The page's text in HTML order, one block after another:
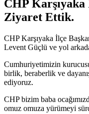
CHP Karşıyaka
Ziyaret Ettik.
CHP Karşıyaka İlçe
Levent Güçlü ve yol
Cumhuriyetimizin
birlik, beraberlik ve
ediyoruz.
CHP bizim baba
omuz omuza yürümeyi